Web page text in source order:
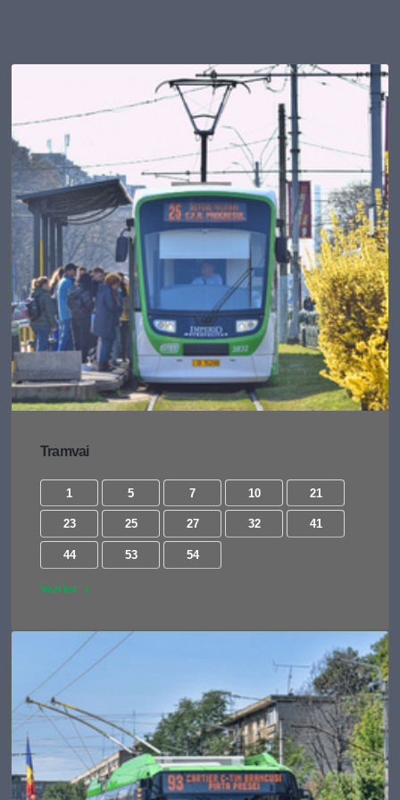
Tramvai
1 5 7 10 21
23 25 27 32 41
44 53 54
Vezi tot